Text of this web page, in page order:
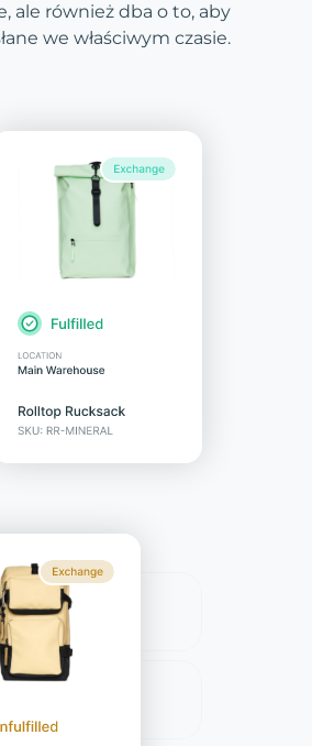
ale również dba o to, aby
we właściwym czasie.